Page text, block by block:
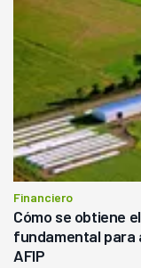
Financiero
Cómo se obtiene
fundamental para
AFIP